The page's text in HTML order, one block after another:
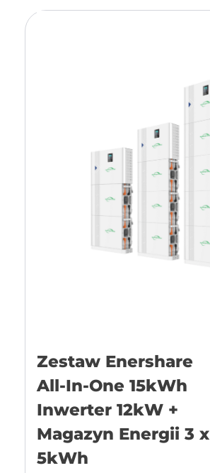
Zestaw Enershare
All-In-One 15kWh
Inwerter 12kW +
Magazyn Energii 3 x
5kWh